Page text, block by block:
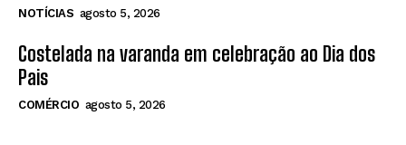
NOTÍCIAS agosto 5, 2026
Costelada na varanda em celebração ao Dia dos
Pais
COMÉRCIO agosto 5, 2026